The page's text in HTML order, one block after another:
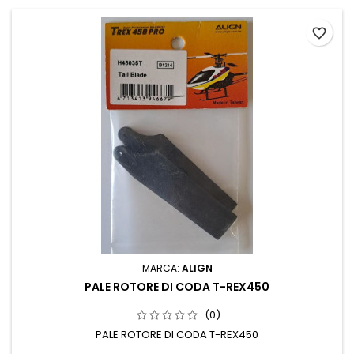
MARCA: ALIGN
PALE ROTORE DI CODA T-REX450
(0)
PALE ROTORE DI CODA T-REX450
favorite_border